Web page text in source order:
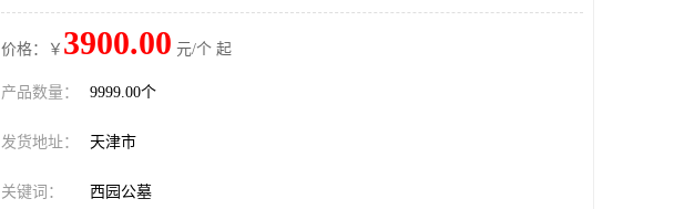
价格：￥ 3900.00 元/个 起
产品数量： 9999.00个
发货地址： 天津市
关键词： 西园公墓